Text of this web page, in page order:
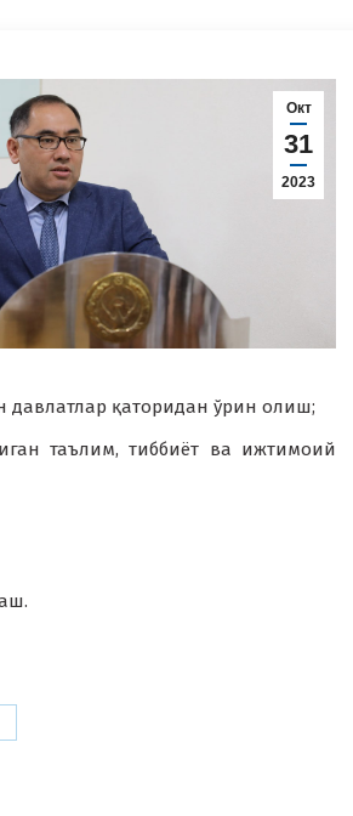
Окт
31
2023
давлатлар қаторидан ўрин олиш;
таълим, тиббиёт ва ижтимоий